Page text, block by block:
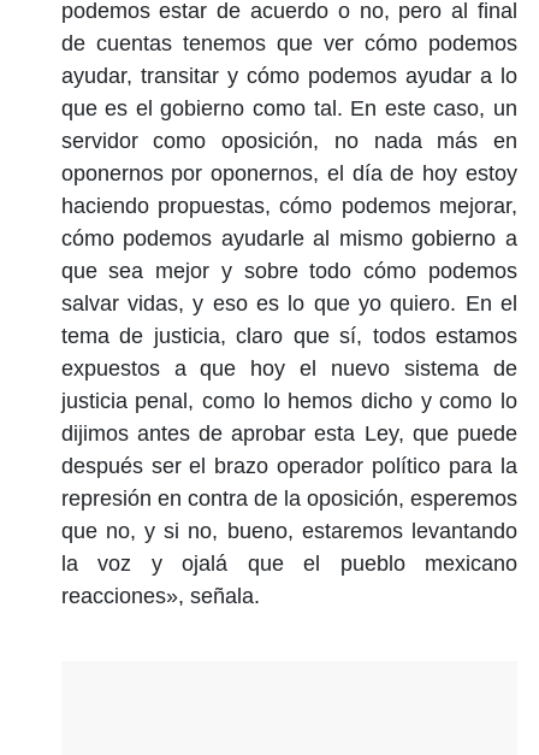
podemos estar de acuerdo o no, pero al final
de cuentas tenemos que ver cómo podemos
ayudar, transitar y cómo podemos ayudar a lo
que es el gobierno como tal. En este caso, un
servidor como oposición, no nada más en
oponernos por oponernos, el día de hoy estoy
haciendo propuestas, cómo podemos mejorar,
cómo podemos ayudarle al mismo gobierno a
que sea mejor y sobre todo cómo podemos
salvar vidas, y eso es lo que yo quiero. En el
tema de justicia, claro que sí, todos estamos
expuestos a que hoy el nuevo sistema de
justicia penal, como lo hemos dicho y como lo
dijimos antes de aprobar esta Ley, que puede
después ser el brazo operador político para la
represión en contra de la oposición, esperemos
que no, y si no, bueno, estaremos levantando
la voz y ojalá que el pueblo mexicano
reacciones», señala.